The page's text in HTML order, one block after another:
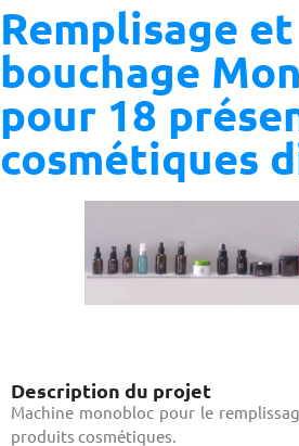
Remplisage et
bouchage
pour 18
cosmétiques
Description du projet
Machine monobloc pour le
produits cosmétiques.